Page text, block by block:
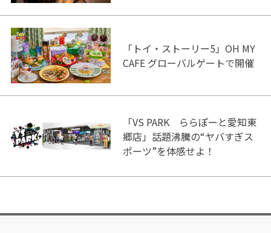
「トイ・ストーリー5」OH MY
CAFE グローバルゲートで開催
「VS PARK ららぽーと愛知東
郷店」話題沸騰の“ヤバすぎス
ポーツ”を体感せよ！